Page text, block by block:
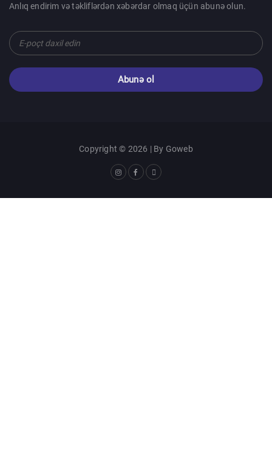
Anlıq endirim və təkliflərdən xəbərdar olmaq üçün abunə olun.
Abunə ol
Copyright © 2026 | By Goweb